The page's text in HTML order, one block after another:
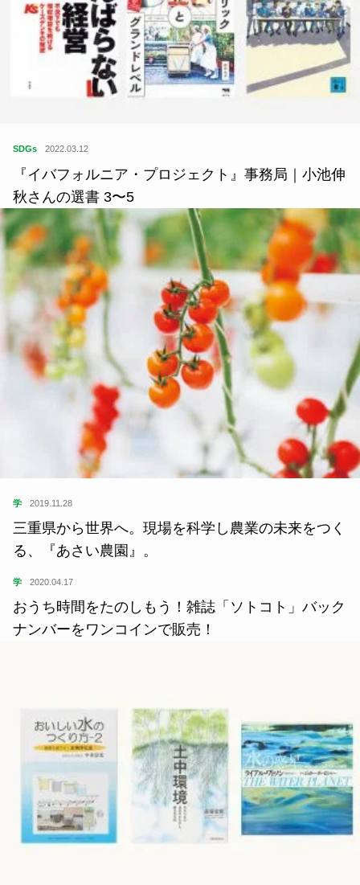
SDGs 2022.03.12
『イバフォルニア・プロジェクト』事務局｜小池伸
秋さんの選書 3〜5
学 2019.11.28
三重県から世界へ。現場を科学し農業の未来をつく
る、『あさい農園』。
学 2020.04.17
おうち時間をたのしもう！雑誌「ソトコト」バック
ナンバーをワンコインで販売！